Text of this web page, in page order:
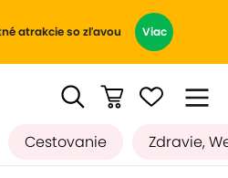
atrakcie so zľavou Viac
Cestovanie Zdravie,